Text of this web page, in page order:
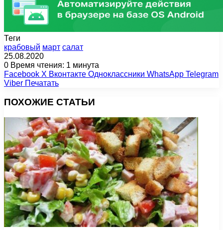
Теги
крабовый март салат
25.08.2020
0 Время чтения: 1 минута
Facebook X Вконтакте Одноклассники WhatsApp Telegram
Viber Печатать
ПОХОЖИЕ СТАТЬИ